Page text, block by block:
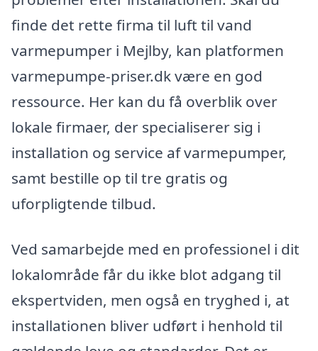
finde det rette firma til luft til vand
varmepumper i Mejlby, kan platformen
varmepumpe-priser.dk være en god
ressource. Her kan du få overblik over
lokale firmaer, der specialiserer sig i
installation og service af varmepumper,
samt bestille op til tre gratis og
uforpligtende tilbud.
Ved samarbejde med en professionel i dit
lokalområde får du ikke blot adgang til
ekspertviden, men også en tryghed i, at
installationen bliver udført i henhold til